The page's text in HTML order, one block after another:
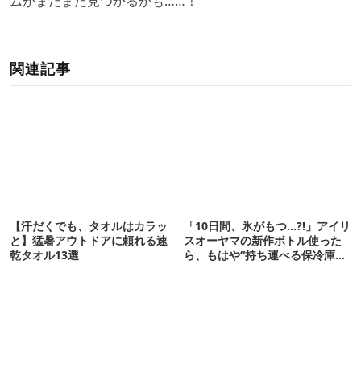
関連記事
【汗だくでも、タオルはカラッ
と】猛暑アウトドアに頼れる速
乾タオル13選
「10日間、氷がもつ…?!」アイリ
スオーヤマの新作ボトル使った
ら、もはや“持ち運べる保冷庫